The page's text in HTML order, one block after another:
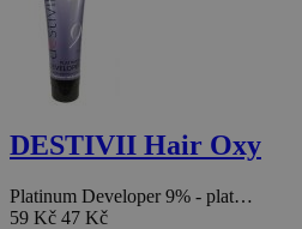
DESTIVII Hair Oxy
Platinum Developer 9% - plat…
59 Kč 47 Kč